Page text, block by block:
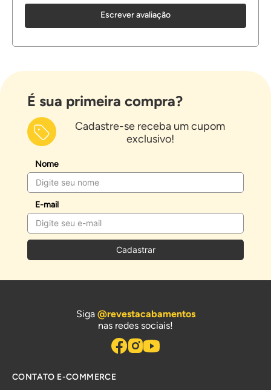
Escrever avaliação
É sua primeira compra?
Cadastre-se receba um cupom
exclusivo!
Nome
E-mail
Cadastrar
Siga @revestacabamentos
nas redes sociais!
CONTATO E-COMMERCE